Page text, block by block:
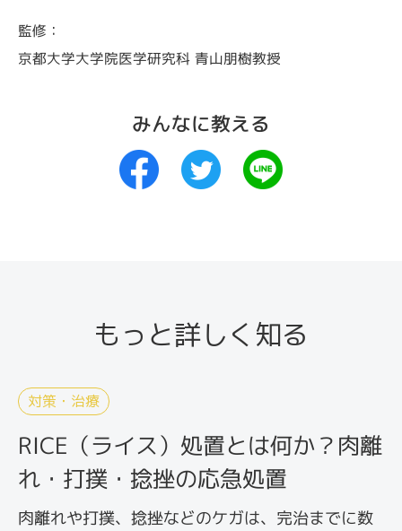
監修：
京都大学大学院医学研究科 青山朋樹教授
みんなに教える
もっと詳しく知る
対策・治療
RICE（ライス）処置とは何か？肉離
れ・打撲・捻挫の応急処置
肉離れや打撲、捻挫などのケガは、完治までに数